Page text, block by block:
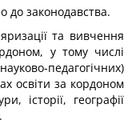
до законодавства.
та вивчення
у тому числі
педагогічних)
освіти за кордоном
історії, географії